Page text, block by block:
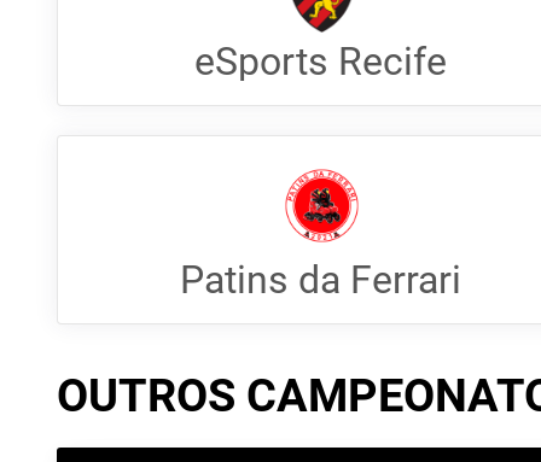
eSports Recife
Patins da Ferrari
OUTROS